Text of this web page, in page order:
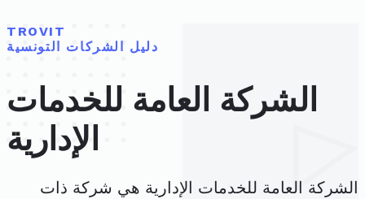
TROVIT
دليل الشركات التونسية
الشركة العامة للخدمات
الإدارية
الشركة العامة للخدمات الإدارية هي شركة ذات